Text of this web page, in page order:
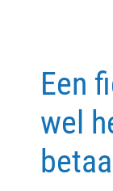
Contact
Een
wel